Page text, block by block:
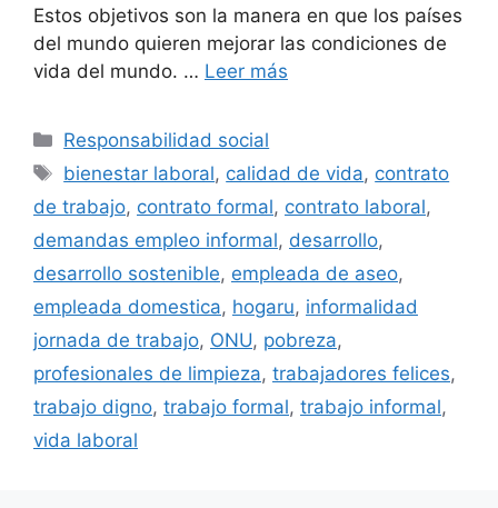
Estos objetivos son la manera en que los países
del mundo quieren mejorar las condiciones de
vida del mundo. … Leer más
Categorías
Responsabilidad social
Etiquetas
bienestar laboral, calidad de vida, contrato
de trabajo, contrato formal, contrato laboral,
demandas empleo informal, desarrollo,
desarrollo sostenible, empleada de aseo,
empleada domestica, hogaru, informalidad
jornada de trabajo, ONU, pobreza,
profesionales de limpieza, trabajadores felices,
trabajo digno, trabajo formal, trabajo informal,
vida laboral